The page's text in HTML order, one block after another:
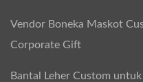
Vendor Boneka Maskot
Corporate Gift
Bantal Leher Custom